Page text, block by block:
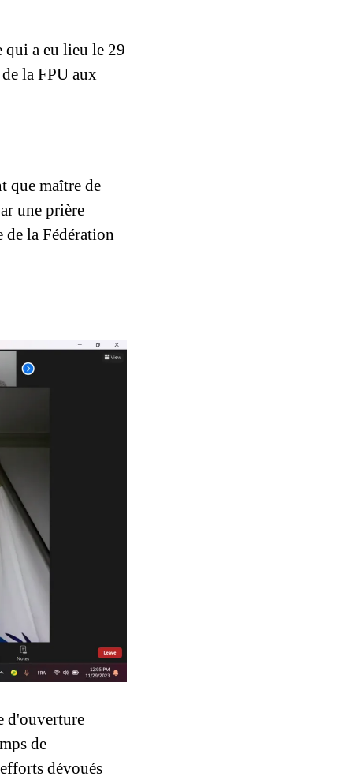
qui a eu lieu le 29
la FPU aux
que maître de
une prière
la Fédération
d'ouverture
de
dévoués